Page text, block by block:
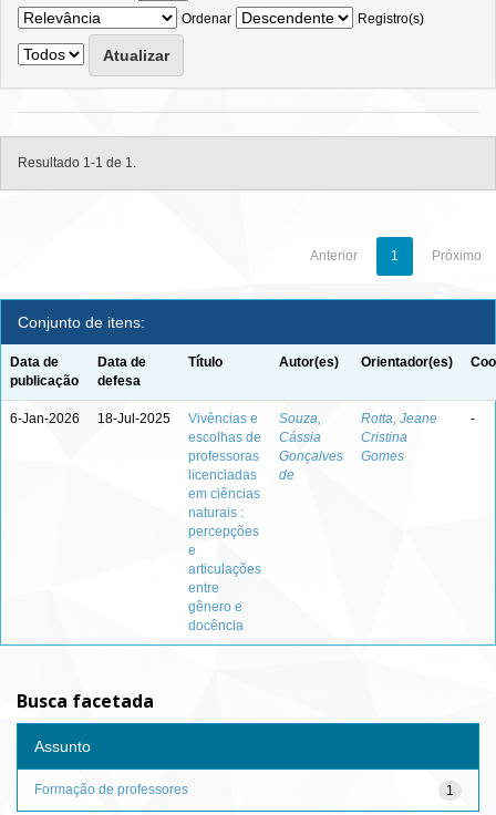
Ordenar
Registro(s)
Resultado 1-1 de 1.
Anterior 1 Próximo
Conjunto de itens:
Data de
publicação
Data de
defesa
Título Autor(es) Orientador(es)
6-Jan-2026 18-Jul-2025
Vivências e
escolhas de
professoras
licenciadas
em ciências
naturais :
percepções
e
articulações
entre
gênero e
docência
Souza,
Cássia
Gonçalves
de
Rotta, Jeane
Cristina
Gomes
-
Busca facetada
Assunto
1
Formação de professores